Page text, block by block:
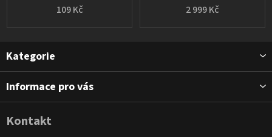
109 Kč 2 999 Kč
Z
p
Kategorie
Informace pro vás
Kontakt